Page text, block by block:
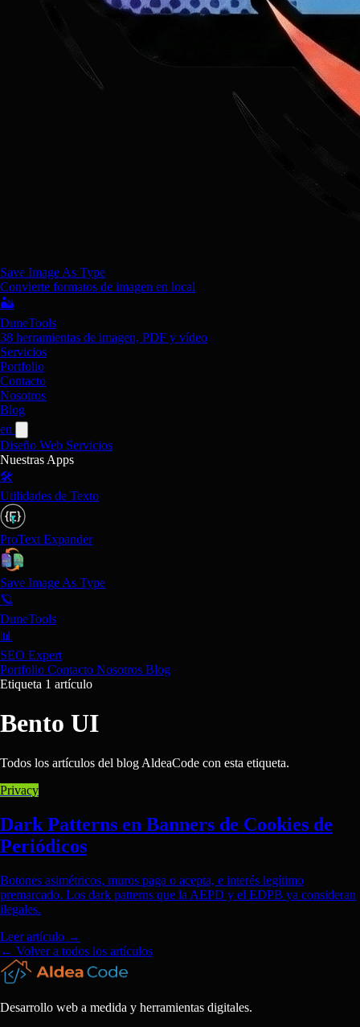
Save Image As Type
Convierte formatos de imagen en local
🏜️
DuneTools
38 herramientas de imagen, PDF y vídeo
Servicios
Portfolio
Contacto
Nosotros
Blog
en
Diseño Web Servicios
Nuestras Apps
🛠️
Utilidades de Texto
ProText Expander
Save Image As Type
🪐
DuneTools
📊
SEO Expert
Portfolio Contacto Nosotros Blog
Etiqueta 1 artículo
Bento UI
Todos los artículos del blog AldeaCode con esta etiqueta.
Privacy
Dark Patterns en Banners de Cookies de
Periódicos
Botones asimétricos, muros paga o acepta, e interés legítimo
premarcado. Los dark patterns que la AEPD y el EDPB ya consideran
ilegales.
Leer artículo →
← Volver a todos los artículos
Desarrollo web a medida y herramientas digitales.